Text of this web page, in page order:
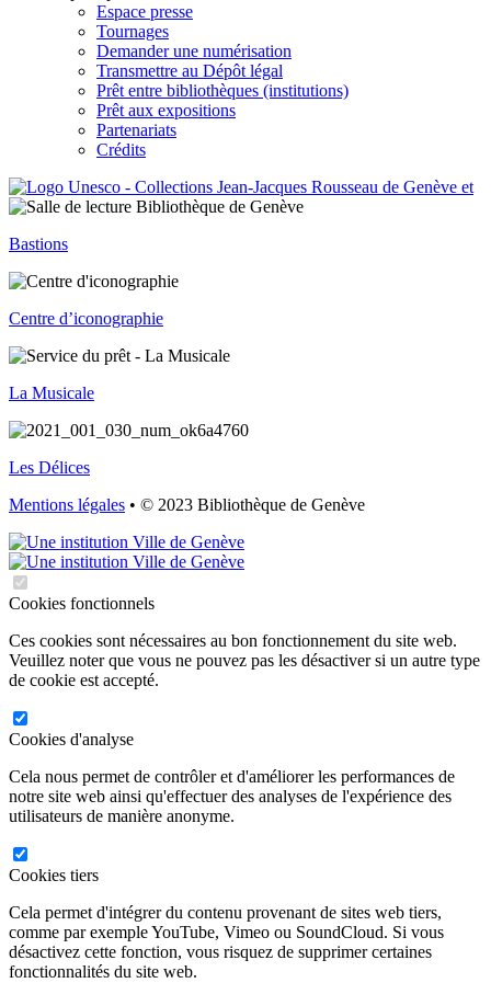
Espace presse
Tournages
Demander une numérisation
Transmettre au Dépôt légal
Prêt entre bibliothèques (institutions)
Prêt aux expositions
Partenariats
Crédits
Bastions
Centre d’iconographie
La Musicale
Les Délices
Mentions légales • © 2023 Bibliothèque de Genève
Cookies fonctionnels
Ces cookies sont nécessaires au bon fonctionnement du site web.
Veuillez noter que vous ne pouvez pas les désactiver si un autre type
de cookie est accepté.
Cookies d'analyse
Cela nous permet de contrôler et d'améliorer les performances de
notre site web ainsi qu'effectuer des analyses de l'expérience des
utilisateurs de manière anonyme.
Cookies tiers
Cela permet d'intégrer du contenu provenant de sites web tiers,
comme par exemple YouTube, Vimeo ou SoundCloud. Si vous
désactivez cette fonction, vous risquez de supprimer certaines
fonctionnalités du site web.